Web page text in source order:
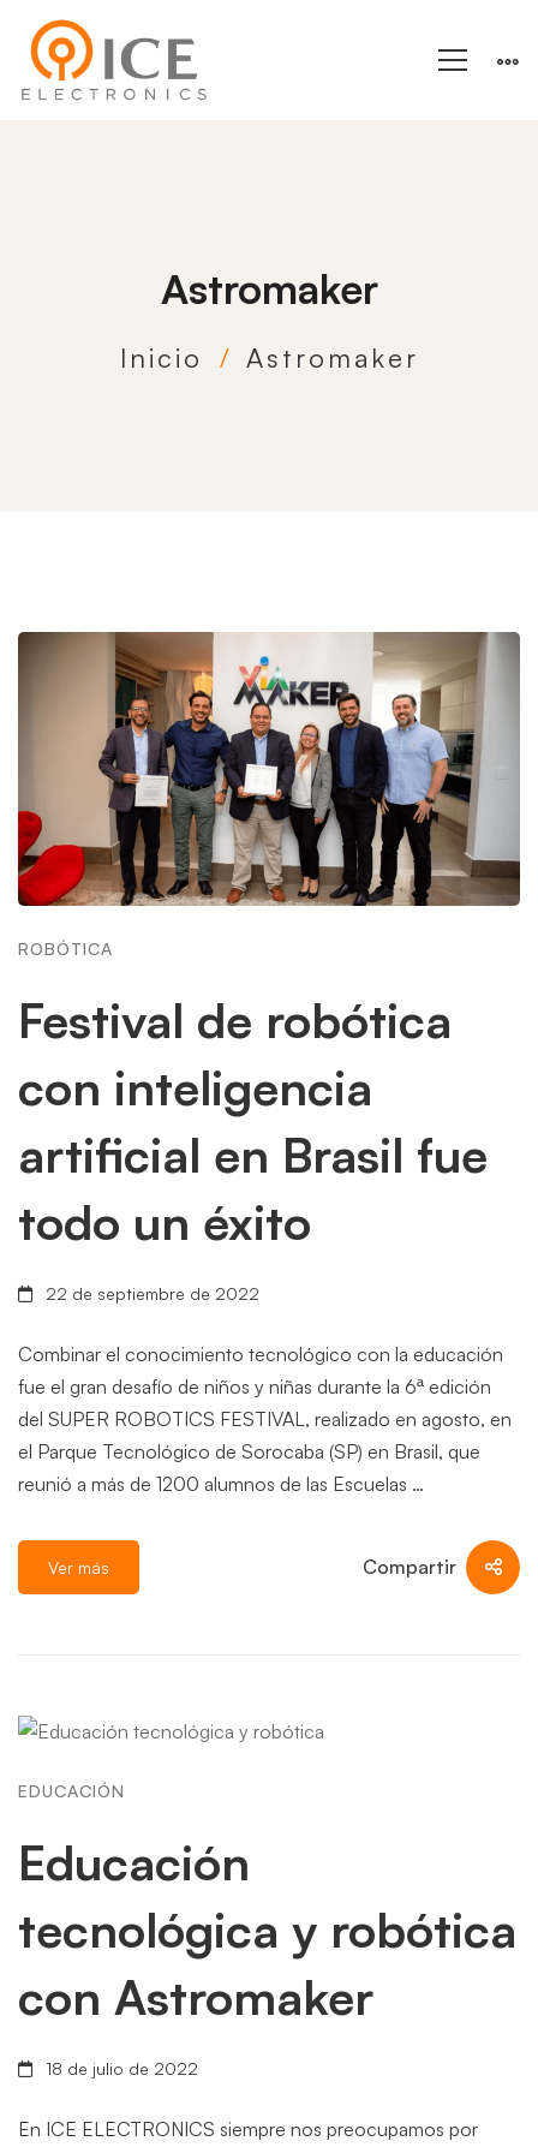
Astromaker
Inicio Astromaker
ROBÓTICA
Festival de robótica
con inteligencia
artificial en Brasil fue
todo un éxito
22 de septiembre de 2022
Combinar el conocimiento tecnológico con la educación
fue el gran desafío de niños y niñas durante la 6ª edición
del SUPER ROBOTICS FESTIVAL, realizado en agosto, en
el Parque Tecnológico de Sorocaba (SP) en Brasil, que
reunió a más de 1200 alumnos de las Escuelas …
Ver más Compartir
EDUCACIÓN
Educación
tecnológica y robótica
con Astromaker
18 de julio de 2022
En ICE ELECTRONICS siempre nos preocupamos por